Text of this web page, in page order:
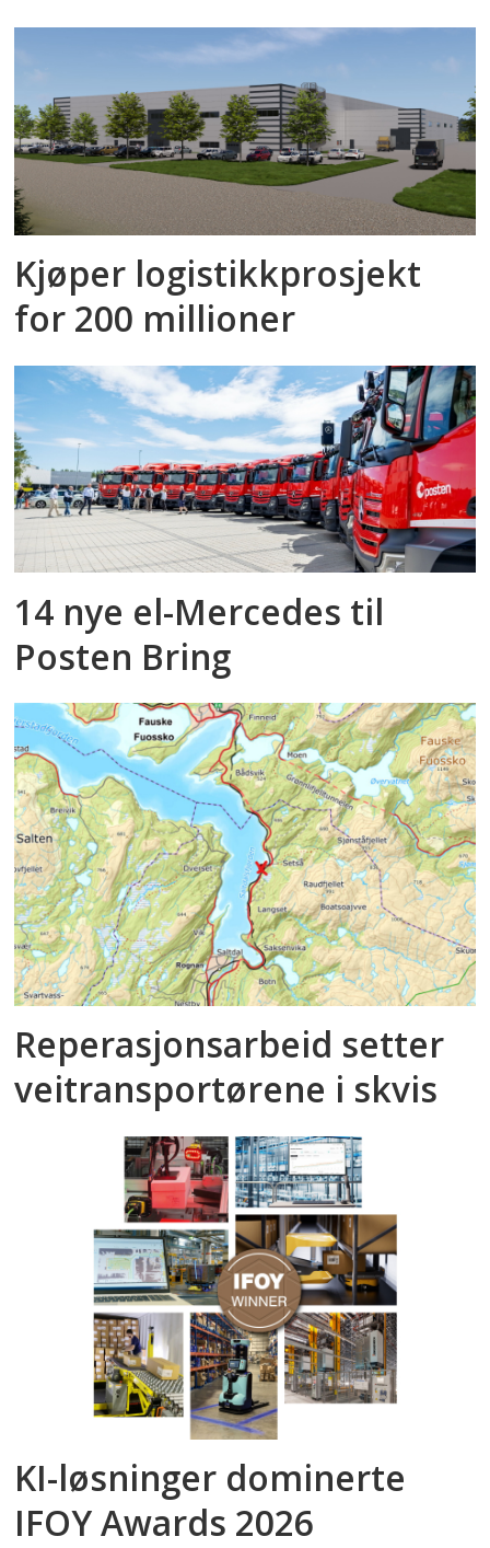
Kjøper logistikkprosjekt
for 200 millioner
14 nye el-Mercedes til
Posten Bring
Reperasjonsarbeid setter
veitransportørene i skvis
KI-løsninger dominerte
IFOY Awards 2026